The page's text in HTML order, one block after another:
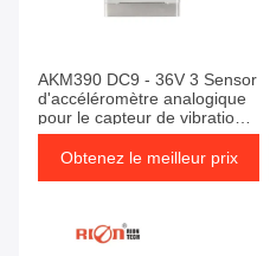
AKM390 DC9 - 36V 3 Sensor
d'accéléromètre analogique
pour le capteur de vibration
de pont
Obtenez le meilleur prix